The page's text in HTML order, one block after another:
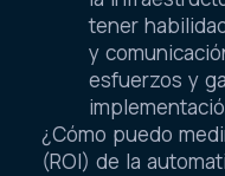
tener
y
esfuerzos y
¿Cómo puedo
(ROI) de la